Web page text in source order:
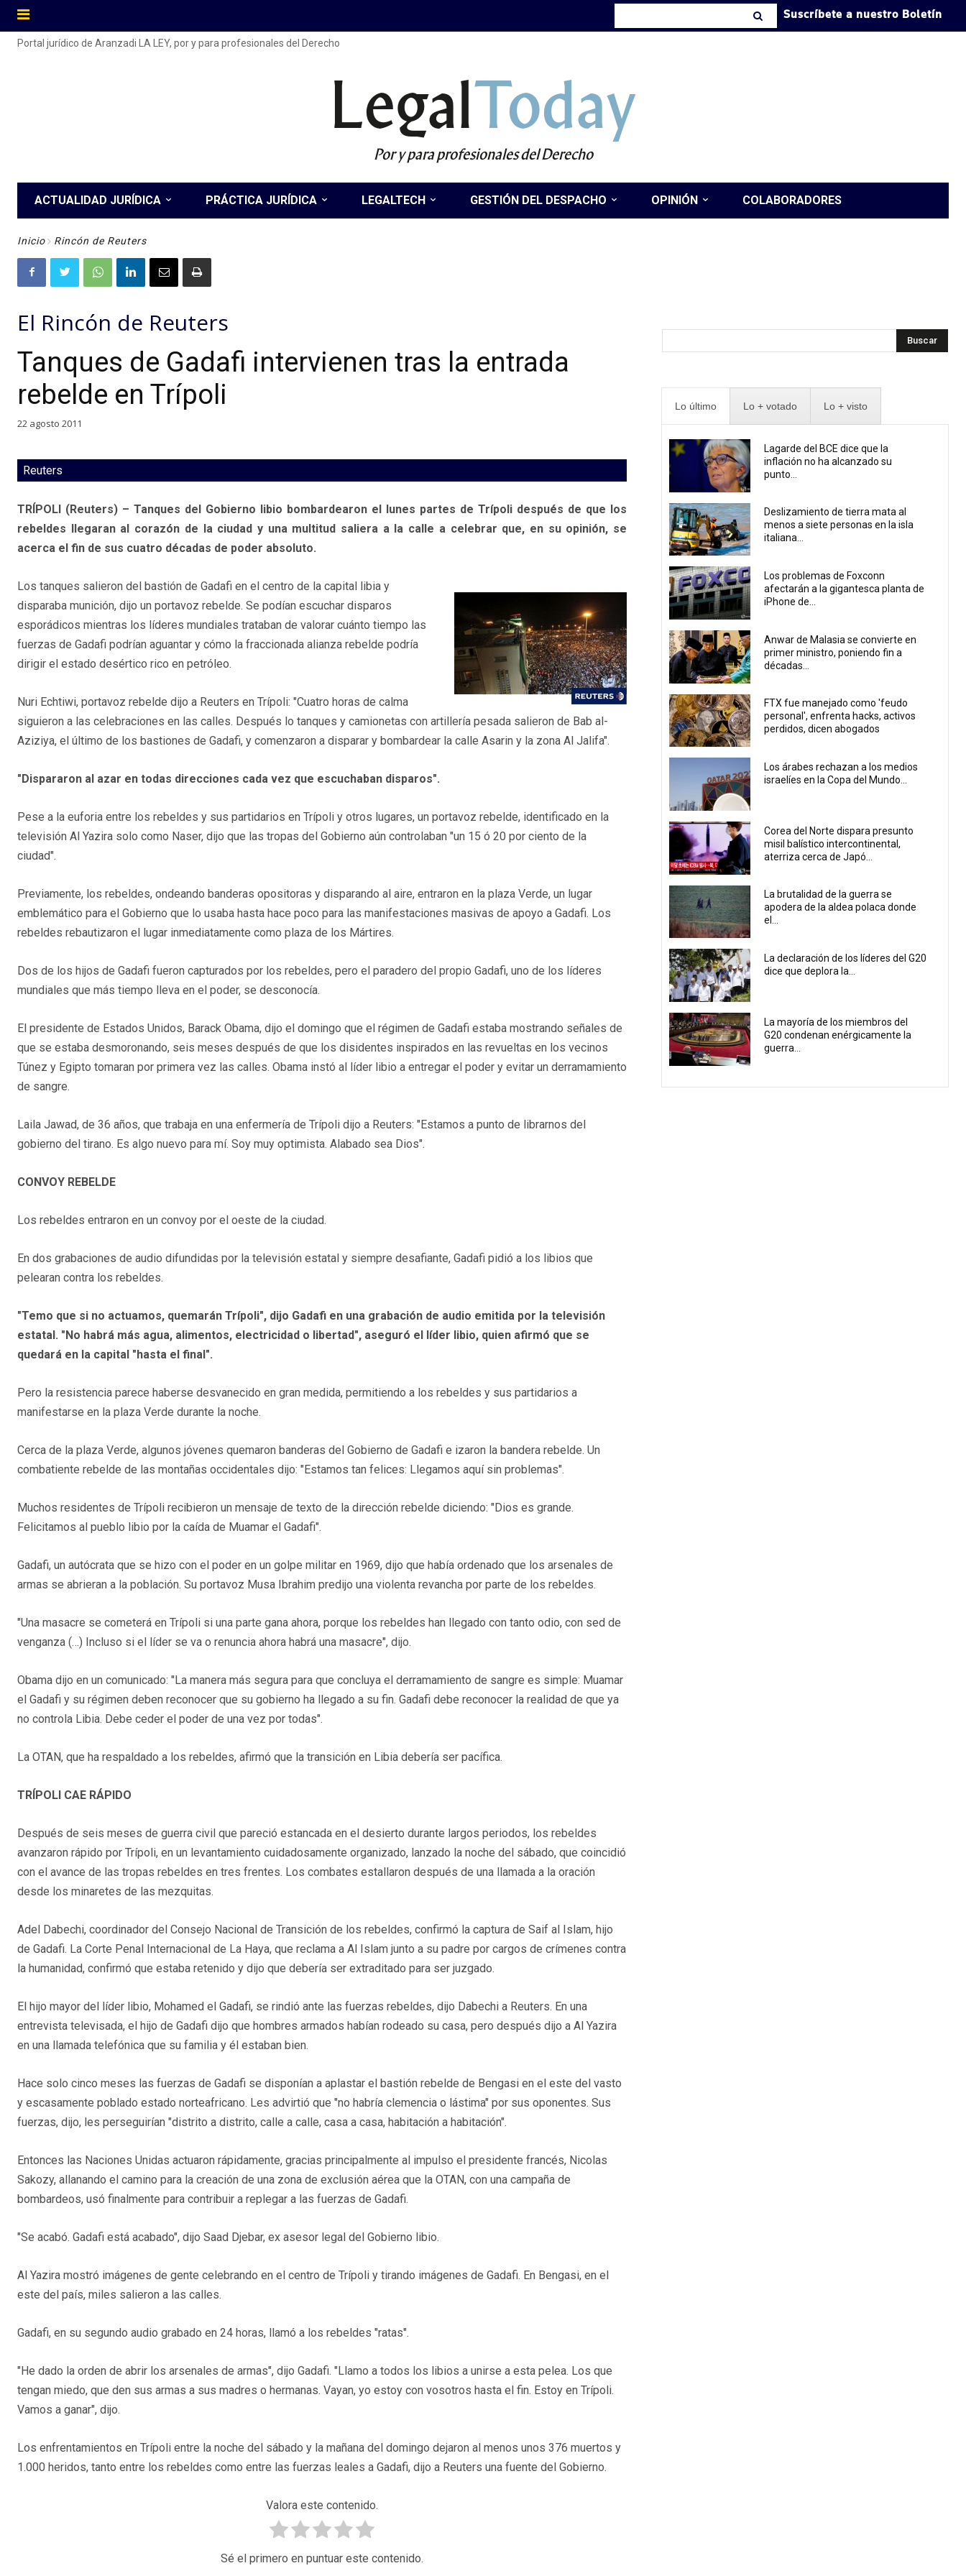
Suscríbete a nuestro Boletín
Portal jurídico de Aranzadi LA LEY, por y para profesionales del Derecho
LegalToday
Por y para profesionales del Derecho
ACTUALIDAD JURÍDICA PRÁCTICA JURÍDICA LEGALTECH GESTIÓN DEL DESPACHO OPINIÓN COLABORADORES
Inicio Rincón de Reuters
El Rincón de Reuters
Tanques de Gadafi intervienen tras la entrada
rebelde en Trípoli
22 agosto 2011
Reuters
TRÍPOLI (Reuters) – Tanques del Gobierno libio bombardearon el lunes partes de Trípoli después de que los
rebeldes llegaran al corazón de la ciudad y una multitud saliera a la calle a celebrar que, en su opinión, se
acerca el fin de sus cuatro décadas de poder absoluto.
Los tanques salieron del bastión de Gadafi en el centro de la capital libia y
disparaba munición, dijo un portavoz rebelde. Se podían escuchar disparos
esporádicos mientras los líderes mundiales trataban de valorar cuánto tiempo las
fuerzas de Gadafi podrían aguantar y cómo la fraccionada alianza rebelde podría
dirigir el estado desértico rico en petróleo.
Nuri Echtiwi, portavoz rebelde dijo a Reuters en Trípoli: "Cuatro horas de calma
siguieron a las celebraciones en las calles. Después lo tanques y camionetas con artillería pesada salieron de Bab al-
Aziziya, el último de los bastiones de Gadafi, y comenzaron a disparar y bombardear la calle Asarin y la zona Al Jalifa".
"Dispararon al azar en todas direcciones cada vez que escuchaban disparos".
Pese a la euforia entre los rebeldes y sus partidarios en Trípoli y otros lugares, un portavoz rebelde, identificado en la
televisión Al Yazira solo como Naser, dijo que las tropas del Gobierno aún controlaban "un 15 ó 20 por ciento de la
ciudad".
Previamente, los rebeldes, ondeando banderas opositoras y disparando al aire, entraron en la plaza Verde, un lugar
emblemático para el Gobierno que lo usaba hasta hace poco para las manifestaciones masivas de apoyo a Gadafi. Los
rebeldes rebautizaron el lugar inmediatamente como plaza de los Mártires.
Dos de los hijos de Gadafi fueron capturados por los rebeldes, pero el paradero del propio Gadafi, uno de los líderes
mundiales que más tiempo lleva en el poder, se desconocía.
El presidente de Estados Unidos, Barack Obama, dijo el domingo que el régimen de Gadafi estaba mostrando señales de
que se estaba desmoronando, seis meses después de que los disidentes inspirados en las revueltas en los vecinos
Túnez y Egipto tomaran por primera vez las calles. Obama instó al líder libio a entregar el poder y evitar un derramamiento
de sangre.
Laila Jawad, de 36 años, que trabaja en una enfermería de Trípoli dijo a Reuters: "Estamos a punto de librarnos del
gobierno del tirano. Es algo nuevo para mí. Soy muy optimista. Alabado sea Dios".
CONVOY REBELDE
Los rebeldes entraron en un convoy por el oeste de la ciudad.
En dos grabaciones de audio difundidas por la televisión estatal y siempre desafiante, Gadafi pidió a los libios que
pelearan contra los rebeldes.
"Temo que si no actuamos, quemarán Trípoli", dijo Gadafi en una grabación de audio emitida por la televisión
estatal. "No habrá más agua, alimentos, electricidad o libertad", aseguró el líder libio, quien afirmó que se
quedará en la capital "hasta el final".
Pero la resistencia parece haberse desvanecido en gran medida, permitiendo a los rebeldes y sus partidarios a
manifestarse en la plaza Verde durante la noche.
Cerca de la plaza Verde, algunos jóvenes quemaron banderas del Gobierno de Gadafi e izaron la bandera rebelde. Un
combatiente rebelde de las montañas occidentales dijo: "Estamos tan felices: Llegamos aquí sin problemas".
Muchos residentes de Trípoli recibieron un mensaje de texto de la dirección rebelde diciendo: "Dios es grande.
Felicitamos al pueblo libio por la caída de Muamar el Gadafi".
Gadafi, un autócrata que se hizo con el poder en un golpe militar en 1969, dijo que había ordenado que los arsenales de
armas se abrieran a la población. Su portavoz Musa Ibrahim predijo una violenta revancha por parte de los rebeldes.
"Una masacre se cometerá en Trípoli si una parte gana ahora, porque los rebeldes han llegado con tanto odio, con sed de
venganza (…) Incluso si el líder se va o renuncia ahora habrá una masacre", dijo.
Obama dijo en un comunicado: "La manera más segura para que concluya el derramamiento de sangre es simple: Muamar
el Gadafi y su régimen deben reconocer que su gobierno ha llegado a su fin. Gadafi debe reconocer la realidad de que ya
no controla Libia. Debe ceder el poder de una vez por todas".
La OTAN, que ha respaldado a los rebeldes, afirmó que la transición en Libia debería ser pacífica.
TRÍPOLI CAE RÁPIDO
Después de seis meses de guerra civil que pareció estancada en el desierto durante largos periodos, los rebeldes
avanzaron rápido por Trípoli, en un levantamiento cuidadosamente organizado, lanzado la noche del sábado, que coincidió
con el avance de las tropas rebeldes en tres frentes. Los combates estallaron después de una llamada a la oración
desde los minaretes de las mezquitas.
Adel Dabechi, coordinador del Consejo Nacional de Transición de los rebeldes, confirmó la captura de Saif al Islam, hijo
de Gadafi. La Corte Penal Internacional de La Haya, que reclama a Al Islam junto a su padre por cargos de crímenes contra
la humanidad, confirmó que estaba retenido y dijo que debería ser extraditado para ser juzgado.
El hijo mayor del líder libio, Mohamed el Gadafi, se rindió ante las fuerzas rebeldes, dijo Dabechi a Reuters. En una
entrevista televisada, el hijo de Gadafi dijo que hombres armados habían rodeado su casa, pero después dijo a Al Yazira
en una llamada telefónica que su familia y él estaban bien.
Hace solo cinco meses las fuerzas de Gadafi se disponían a aplastar el bastión rebelde de Bengasi en el este del vasto
y escasamente poblado estado norteafricano. Les advirtió que "no habría clemencia o lástima" por sus oponentes. Sus
fuerzas, dijo, les perseguirían "distrito a distrito, calle a calle, casa a casa, habitación a habitación".
Entonces las Naciones Unidas actuaron rápidamente, gracias principalmente al impulso el presidente francés, Nicolas
Sakozy, allanando el camino para la creación de una zona de exclusión aérea que la OTAN, con una campaña de
bombardeos, usó finalmente para contribuir a replegar a las fuerzas de Gadafi.
"Se acabó. Gadafi está acabado", dijo Saad Djebar, ex asesor legal del Gobierno libio.
Al Yazira mostró imágenes de gente celebrando en el centro de Trípoli y tirando imágenes de Gadafi. En Bengasi, en el
este del país, miles salieron a las calles.
Gadafi, en su segundo audio grabado en 24 horas, llamó a los rebeldes "ratas".
"He dado la orden de abrir los arsenales de armas", dijo Gadafi. "Llamo a todos los libios a unirse a esta pelea. Los que
tengan miedo, que den sus armas a sus madres o hermanas. Vayan, yo estoy con vosotros hasta el fin. Estoy en Trípoli.
Vamos a ganar", dijo.
Los enfrentamientos en Trípoli entre la noche del sábado y la mañana del domingo dejaron al menos unos 376 muertos y
1.000 heridos, tanto entre los rebeldes como entre las fuerzas leales a Gadafi, dijo a Reuters una fuente del Gobierno.
Valora este contenido.
Sé el primero en puntuar este contenido.
Buscar
Lo último Lo + votado Lo + visto
Lagarde del BCE dice que la
inflación no ha alcanzado su
punto...
Deslizamiento de tierra mata al
menos a siete personas en la isla
italiana...
Los problemas de Foxconn
afectarán a la gigantesca planta de
iPhone de...
Anwar de Malasia se convierte en
primer ministro, poniendo fin a
décadas...
FTX fue manejado como 'feudo
personal', enfrenta hacks, activos
perdidos, dicen abogados
Los árabes rechazan a los medios
israelíes en la Copa del Mundo...
Corea del Norte dispara presunto
misil balístico intercontinental,
aterriza cerca de Japó...
La brutalidad de la guerra se
apodera de la aldea polaca donde
el...
La declaración de los líderes del G20
dice que deplora la...
La mayoría de los miembros del
G20 condenan enérgicamente la
guerra...